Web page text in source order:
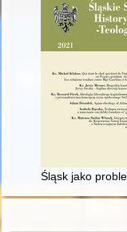
Śląsk jako